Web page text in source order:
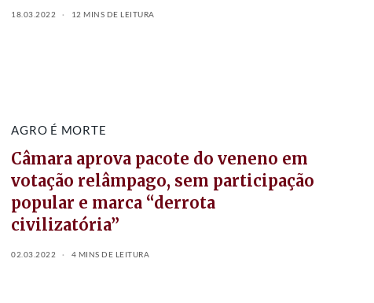
18.03.2022 12 MINS DE LEITURA
AGRO É MORTE
Câmara aprova pacote do veneno em
votação relâmpago, sem participação
popular e marca “derrota
civilizatória”
02.03.2022 4 MINS DE LEITURA